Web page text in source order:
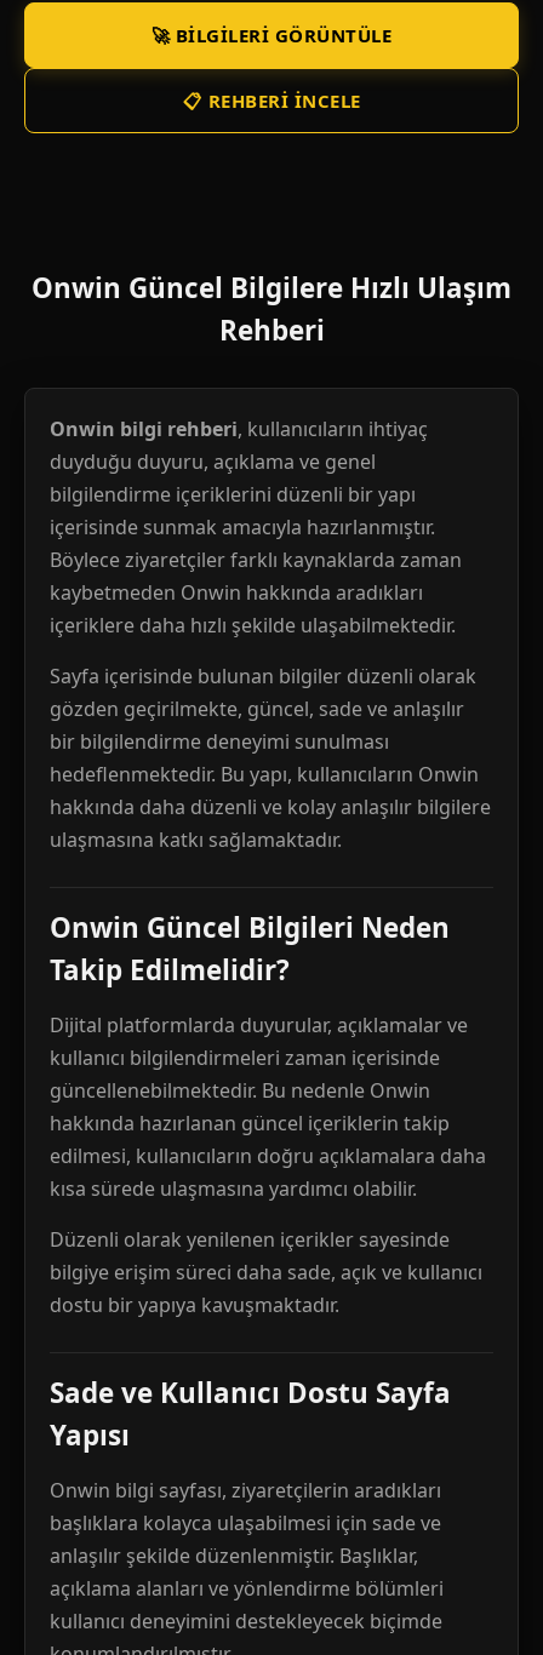
🚀 BILGILERI GÖRÜNTÜLE
📋 REHBERI İNCELE
Onwin Güncel Bilgilere Hızlı Ulaşım
Rehberi
Onwin bilgi rehberi, kullanıcıların ihtiyaç
duyduğu duyuru, açıklama ve genel
bilgilendirme içeriklerini düzenli bir yapı
içerisinde sunmak amacıyla hazırlanmıştır.
Böylece ziyaretçiler farklı kaynaklarda zaman
kaybetmeden Onwin hakkında aradıkları
içeriklere daha hızlı şekilde ulaşabilmektedir.
Sayfa içerisinde bulunan bilgiler düzenli olarak
gözden geçirilmekte, güncel, sade ve anlaşılır
bir bilgilendirme deneyimi sunulması
hedeflenmektedir. Bu yapı, kullanıcıların Onwin
hakkında daha düzenli ve kolay anlaşılır bilgilere
ulaşmasına katkı sağlamaktadır.
Onwin Güncel Bilgileri Neden
Takip Edilmelidir?
Dijital platformlarda duyurular, açıklamalar ve
kullanıcı bilgilendirmeleri zaman içerisinde
güncellenebilmektedir. Bu nedenle Onwin
hakkında hazırlanan güncel içeriklerin takip
edilmesi, kullanıcıların doğru açıklamalara daha
kısa sürede ulaşmasına yardımcı olabilir.
Düzenli olarak yenilenen içerikler sayesinde
bilgiye erişim süreci daha sade, açık ve kullanıcı
dostu bir yapıya kavuşmaktadır.
Sade ve Kullanıcı Dostu Sayfa
Yapısı
Onwin bilgi sayfası, ziyaretçilerin aradıkları
başlıklara kolayca ulaşabilmesi için sade ve
anlaşılır şekilde düzenlenmiştir. Başlıklar,
açıklama alanları ve yönlendirme bölümleri
kullanıcı deneyimini destekleyecek biçimde